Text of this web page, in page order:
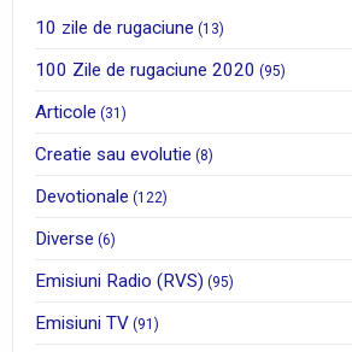
10 zile de rugaciune (13)
100 Zile de rugaciune 2020 (95)
Articole (31)
Creatie sau evolutie (8)
Devotionale (122)
Diverse (6)
Emisiuni Radio (RVS) (95)
Emisiuni TV (91)